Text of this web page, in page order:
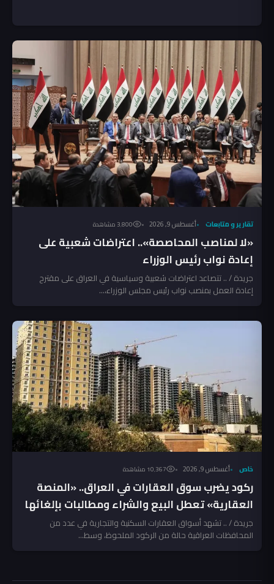
تقارير و متابعات أغسطس 9, 2026 3٬800 مشاهدة
«لا لمناصب المحاصصة».. اعتراضات شعبية على
إعادة نواب رئيس الوزراء
جريدة / .. تتصاعد اعتراضات شعبية وسياسية في العراق على مقترح
إعادة العمل بمنصب نواب رئيس مجلس الوزراء،...
خاص أغسطس 9, 2026 10٬367 مشاهدة
ركود يضرب سوق العقارات في العراق.. «المنصة
العقارية» تعطل البيع والشراء ومطالبات بإلغائها
جريدة / .. تشهد أسواق العقارات السكنية والتجارية في عدد من
المحافظات العراقية حالة من الركود الملحوظ، وسط...